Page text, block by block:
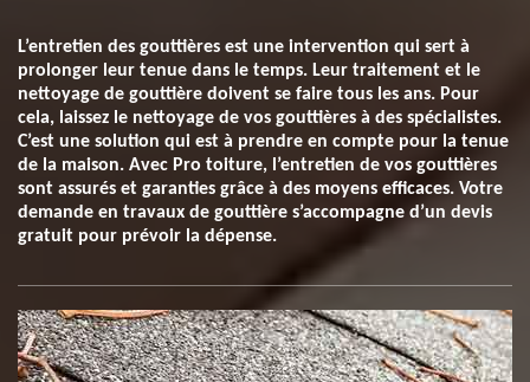
L’entretien des gouttières est une intervention qui sert à
prolonger leur tenue dans le temps. Leur traitement et le
nettoyage de gouttière doivent se faire tous les ans. Pour
cela, laissez le nettoyage de vos gouttières à des spécialistes.
C’est une solution qui est à prendre en compte pour la tenue
de la maison. Avec Pro toiture, l’entretien de vos gouttières
sont assurés et garanties grâce à des moyens efficaces. Votre
demande en travaux de gouttière s’accompagne d’un devis
gratuit pour prévoir la dépense.